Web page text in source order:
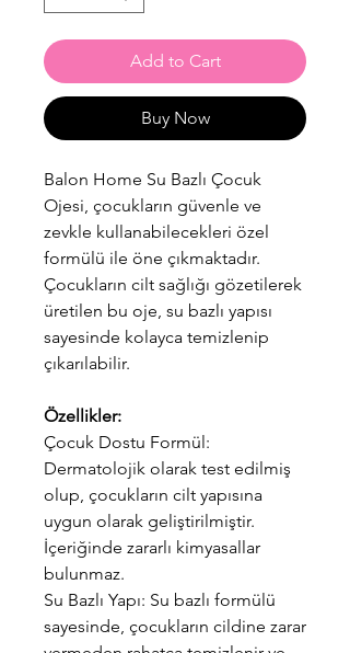
Add to Cart
Buy Now
Balon Home Su Bazlı Çocuk
Ojesi, çocukların güvenle ve
zevkle kullanabilecekleri özel
formülü ile öne çıkmaktadır.
Çocukların cilt sağlığı gözetilerek
üretilen bu oje, su bazlı yapısı
sayesinde kolayca temizlenip
çıkarılabilir.
Özellikler:
Çocuk Dostu Formül:
Dermatolojik olarak test edilmiş
olup, çocukların cilt yapısına
uygun olarak geliştirilmiştir.
İçeriğinde zararlı kimyasallar
bulunmaz.
Su Bazlı Yapı: Su bazlı formülü
sayesinde, çocukların cildine zarar